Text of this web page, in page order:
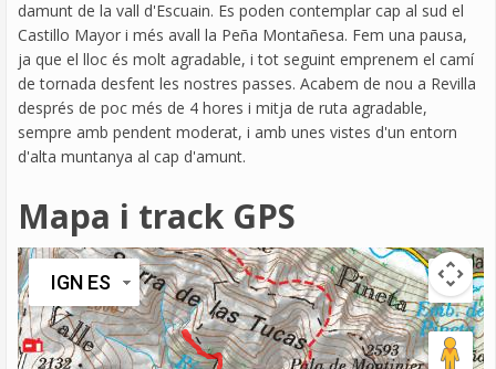
damunt de la vall d'Escuain. Es poden contemplar cap al sud el
Castillo Mayor i més avall la Peña Montañesa. Fem una pausa,
ja que el lloc és molt agradable, i tot seguint emprenem el camí
de tornada desfent les nostres passes. Acabem de nou a Revilla
després de poc més de 4 hores i mitja de ruta agradable,
sempre amb pendent moderat, i amb unes vistes d'un entorn
d'alta muntanya al cap d'amunt.
Mapa i track GPS
IGN ES